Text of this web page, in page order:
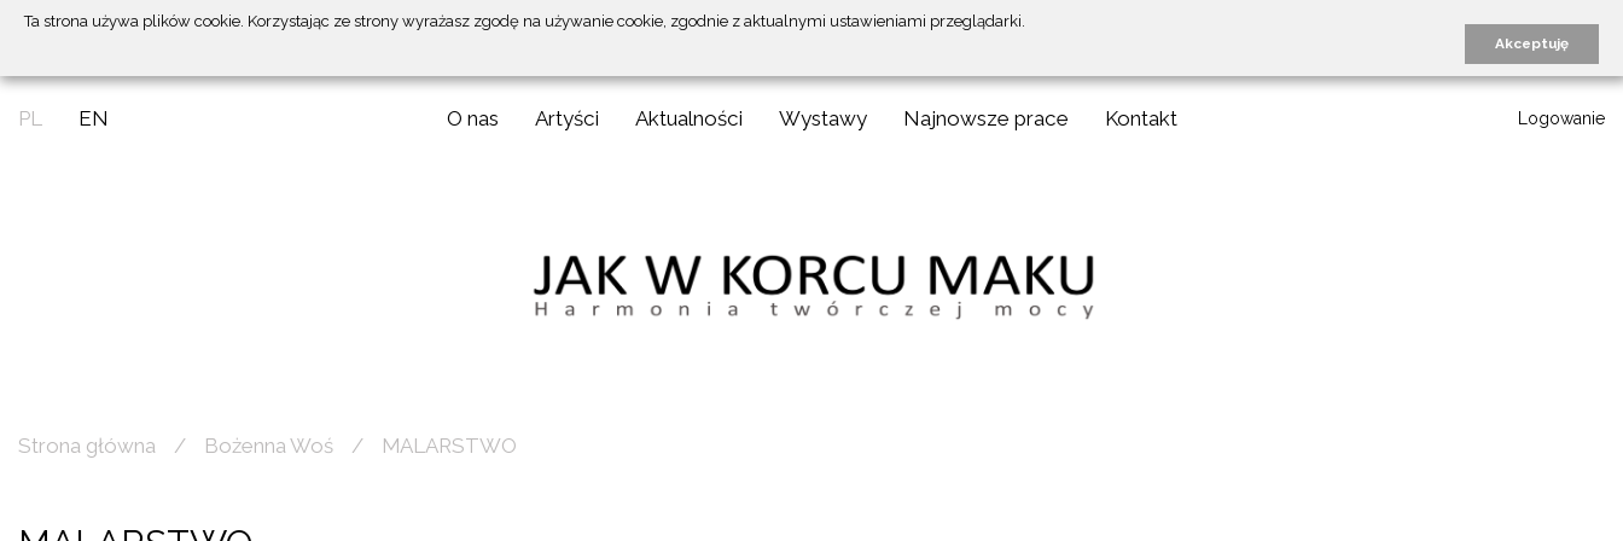
Ta strona używa plików cookie. Korzystając ze strony wyrażasz zgodę na używanie cookie, zgodnie z aktualnymi ustawieniami przeglądarki.
Akceptuję
PL EN O nas Artyści Aktualności Wystawy Najnowsze prace Kontakt Logowanie
Strona główna Bożenna Woś MALARSTWO